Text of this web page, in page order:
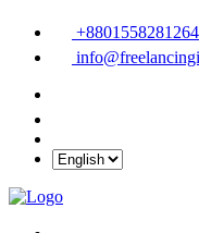
+8801558281264